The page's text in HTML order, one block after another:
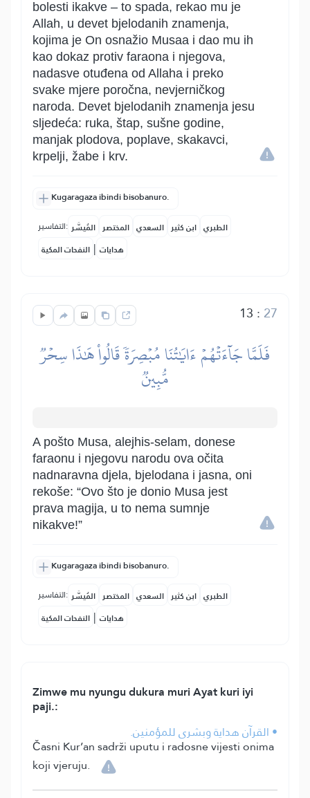
bolesti ikakve – to spada, rekao mu je
Allah, u devet bjelodanih znamenja,
kojima je On osnažio Musaa i dao mu ih
kao dokaz protiv faraona i njegova,
nadasve otuđena od Allaha i preko
svake mjere poročna, nevjerničkog
naroda. Devet bjelodanih znamenja jesu
sljedeća: ruka, štap, sušne godine,
manjak plodova, poplave, skakavci,
krpelji, žabe i krv.
Kugaragaza ibindi bisobanuro.
التفاسير: المُيسَّر المختصر السعدي ابن كثير الطبري
النفحات المكية | هدايات
13 : 27
فَلَمَّا جَآءَتۡهُمۡ ءَايَٰتُنَا مُبۡصِرَةٗ قَالُواْ هَٰذَا سِحۡرٞ
مُّبِينٞ
A pošto Musa, alejhis-selam, donese
faraonu i njegovu narodu ova očita
nadnaravna djela, bjelodana i jasna, oni
rekoše: “Ovo što je donio Musa jest
prava magija, u to nema sumnje
nikakve!”
Kugaragaza ibindi bisobanuro.
التفاسير: المُيسَّر المختصر السعدي ابن كثير الطبري
النفحات المكية | هدايات
Zimwe mu nyungu dukura muri Ayat kuri iyi
paji.:
• القرآن هداية وبشرى للمؤمنين.
Časni Kur’an sadrži uputu i radosne vijesti onima
koji vjeruju.